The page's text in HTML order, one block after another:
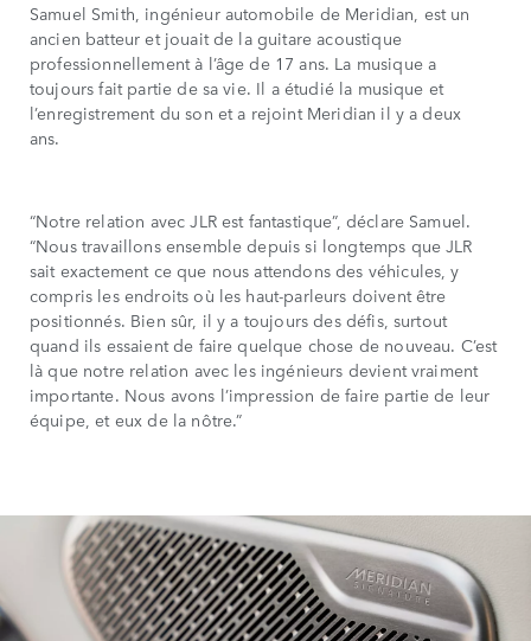
Samuel Smith, ingénieur automobile de Meridian, est un
ancien batteur et jouait de la guitare acoustique
professionnellement à l’âge de 17 ans. La musique a
toujours fait partie de sa vie. Il a étudié la musique et
l’enregistrement du son et a rejoint Meridian il y a deux
ans.
“Notre relation avec JLR est fantastique”, déclare Samuel.
“Nous travaillons ensemble depuis si longtemps que JLR
sait exactement ce que nous attendons des véhicules, y
compris les endroits où les haut-parleurs doivent être
positionnés. Bien sûr, il y a toujours des défis, surtout
quand ils essaient de faire quelque chose de nouveau. C’est
là que notre relation avec les ingénieurs devient vraiment
importante. Nous avons l’impression de faire partie de leur
équipe, et eux de la nôtre.”